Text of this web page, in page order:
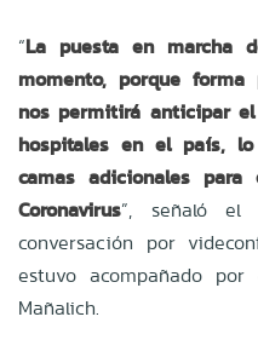
“La puesta en marcha
momento, porque
nos permitirá anticipar
hospitales en el país,
camas adicionales
Coronavirus”, señaló el
conversación por
estuvo acompañado
Mañalich.